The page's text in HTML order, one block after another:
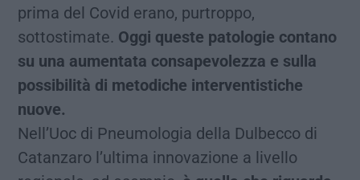
prima del Covid erano, purtroppo,
sottostimate. Oggi queste patologie contano
su una aumentata consapevolezza e sulla
possibilità di metodiche interventistiche
nuove.
Nell’Uoc di Pneumologia della Dulbecco di
Catanzaro l’ultima innovazione a livello